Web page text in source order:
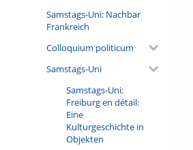
Samstags-Uni: Nachbar
Frankreich
Colloquium politicum
Samstags-Uni
Samstags-Uni:
Freiburg en détail:
Eine
Kulturgeschichte in
Objekten